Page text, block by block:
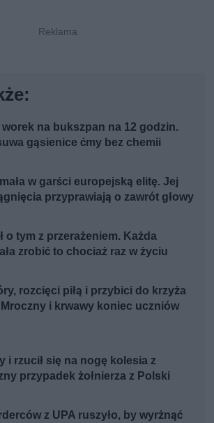
worek na bukszpan na 12 godzin.
gąsienice ćmy bez chemii
w garści europejską elitę. Jej
przyprawiają o zawrót głowy
o tym z przerażeniem. Każda
zrobić to chociaż raz w życiu
rozcięci piłą i przybici do krzyża
Mroczny i krwawy koniec uczniów
i rzucił się na nogę kolesia z
przypadek żołnierza z Polski
z UPA ruszyło, by wyrżnąć